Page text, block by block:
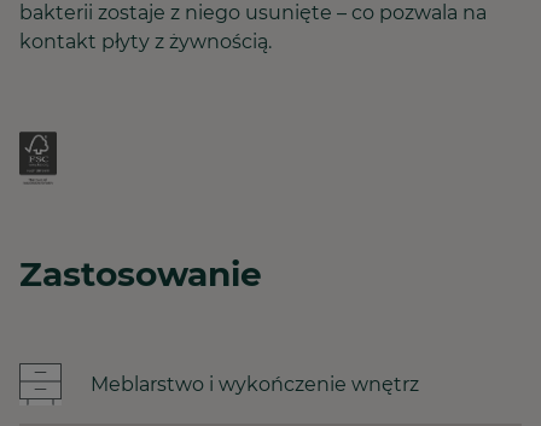
bakterii zostaje z niego usunięte – co pozwala na
kontakt płyty z żywnością.
Zastosowanie
Meblarstwo i wykończenie wnętrz